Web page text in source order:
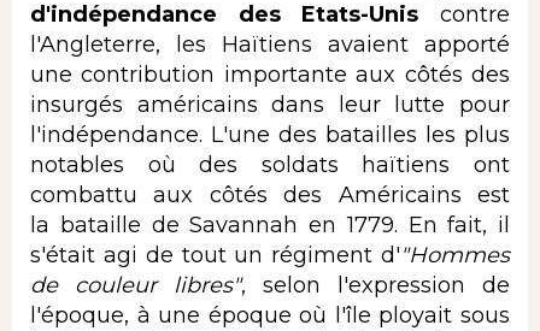
d'indépendance des Etats-Unis contre
l'Angleterre, les Haïtiens avaient apporté
une contribution importante aux côtés des
insurgés américains dans leur lutte pour
l'indépendance. L'une des batailles les plus
notables où des soldats haïtiens ont
combattu aux côtés des Américains est
la bataille de Savannah en 1779. En fait, il
s'était agi de tout un régiment d'"Hommes
de
couleur libres", selon l'expression de
l'époque, à une époque où l'île ployait sous